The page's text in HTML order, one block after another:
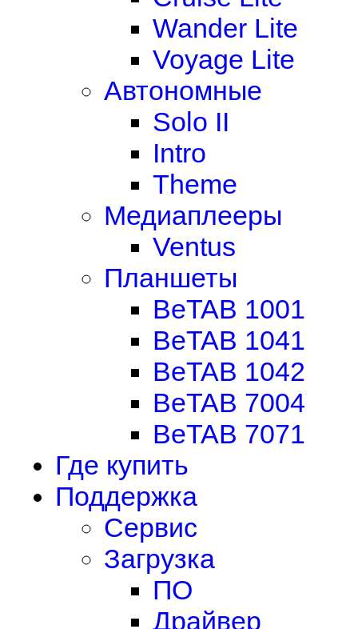
Wander Lite
Voyage Lite
Автономные
Solo II
Intro
Theme
Медиаплееры
Ventus
Планшеты
BeTAB 1001
BeTAB 1041
BeTAB 1042
BeTAB 7004
BeTAB 7071
Где купить
Поддержка
Сервис
Загрузка
ПО
Драйвер